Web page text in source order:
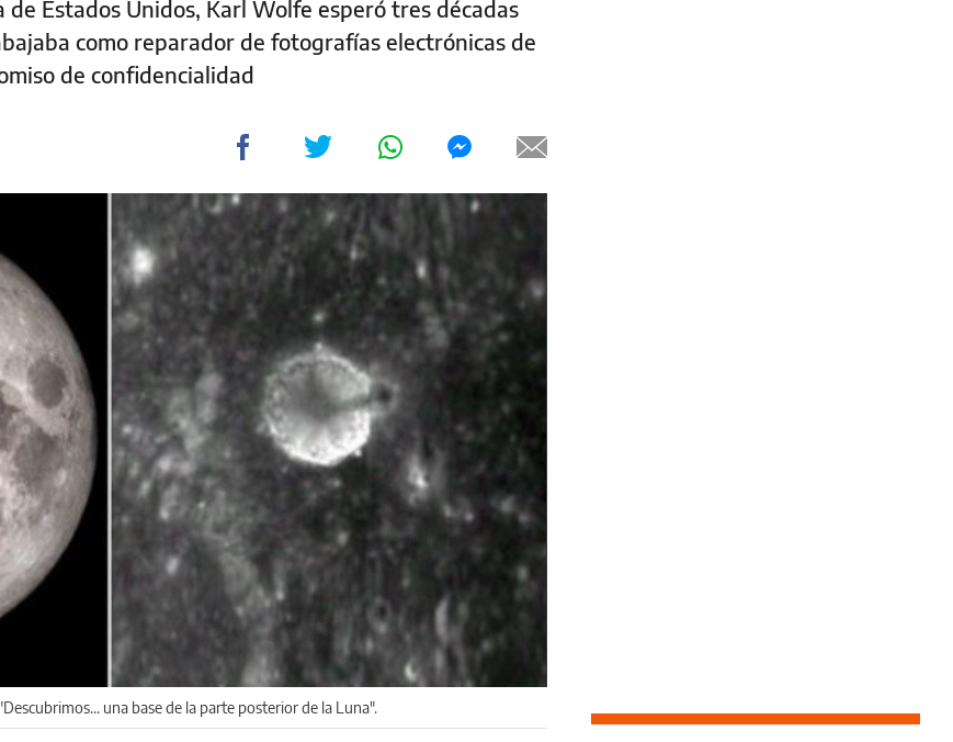
Estados Unidos, Karl Wolfe esperó tres décadas
como reparador de fotografías electrónicas de
de confidencialidad
una base de la parte posterior de la Luna".